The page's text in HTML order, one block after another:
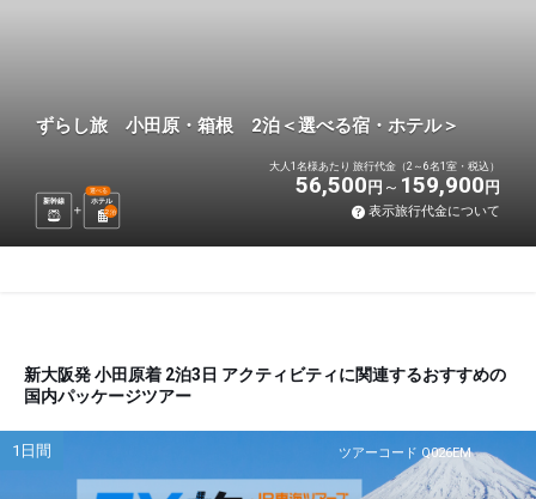
ずらし旅 小田原・箱根 2泊＜選べる宿・ホテル＞
新幹線 ホテル
選べる
2泊
大人1名様あたり 旅行代金（2～6名1室・税込）
56,500 円 159,900 円
表示旅行代金について
新大阪発 小田原着 2泊3日 アクティビティに関連するおすすめの
国内パッケージツアー
ツアーコード Q026EM
1日間